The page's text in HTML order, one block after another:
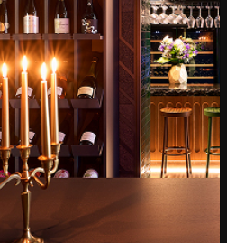
Физически магазини и
събития
Лоялна програма и
отстъпки